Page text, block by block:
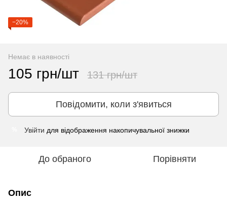
−20%
Немає в наявності
105 грн/шт 131 грн/шт
Повідомити, коли з'явиться
Увійти для відображення накопичувальної знижки
До обраного Порівняти
Опис